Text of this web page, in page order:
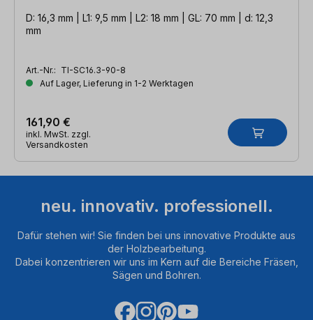
D: 16,3 mm | L1: 9,5 mm | L2: 18 mm | GL: 70 mm | d: 12,3
mm
Art.-Nr.: TI-SC16.3-90-8
Auf Lager, Lieferung in 1-2 Werktagen
161,90 €
inkl. MwSt. zzgl.
Versandkosten
neu. innovativ. professionell.
Dafür stehen wir! Sie finden bei uns innovative Produkte aus
der Holzbearbeitung.
Dabei konzentrieren wir uns im Kern auf die Bereiche Fräsen,
Sägen und Bohren.